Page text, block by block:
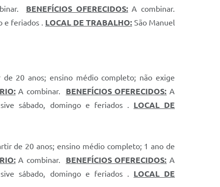
BENEFÍCIOS OFERECIDOS:A combinar.
e feriados . LOCAL DE TRABALHO: São Manuel
20 anos; ensino médio completo; não exige
A combinar. BENEFÍCIOS OFERECIDOS: A
sábado, domingo e feriados . LOCAL DE
de 20 anos; ensino médio completo; 1 ano de
A combinar. BENEFÍCIOS OFERECIDOS: A
sábado, domingo e feriados . LOCAL DE